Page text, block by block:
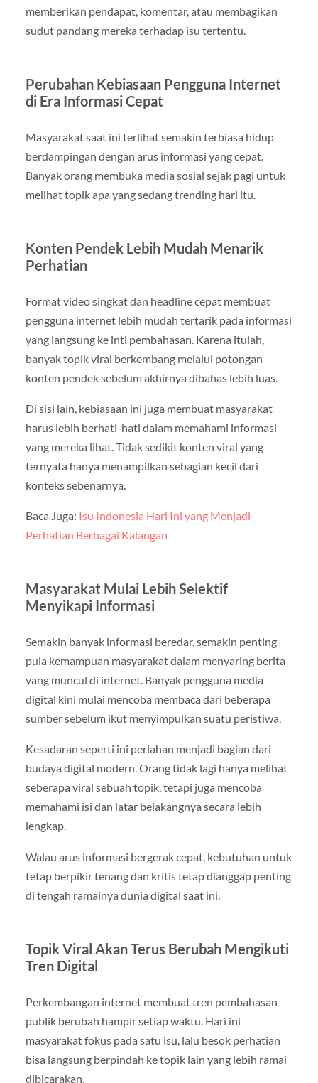
memberikan pendapat, komentar, atau membagikan
sudut pandang mereka terhadap isu tertentu.
Perubahan Kebiasaan Pengguna Internet
di Era Informasi Cepat
Masyarakat saat ini terlihat semakin terbiasa hidup
berdampingan dengan arus informasi yang cepat.
Banyak orang membuka media sosial sejak pagi untuk
melihat topik apa yang sedang trending hari itu.
Konten Pendek Lebih Mudah Menarik
Perhatian
Format video singkat dan headline cepat membuat
pengguna internet lebih mudah tertarik pada informasi
yang langsung ke inti pembahasan. Karena itulah,
banyak topik viral berkembang melalui potongan
konten pendek sebelum akhirnya dibahas lebih luas.
Di sisi lain, kebiasaan ini juga membuat masyarakat
harus lebih berhati-hati dalam memahami informasi
yang mereka lihat. Tidak sedikit konten viral yang
ternyata hanya menampilkan sebagian kecil dari
konteks sebenarnya.
Baca Juga: Isu Indonesia Hari Ini yang Menjadi
Perhatian Berbagai Kalangan
Masyarakat Mulai Lebih Selektif
Menyikapi Informasi
Semakin banyak informasi beredar, semakin penting
pula kemampuan masyarakat dalam menyaring berita
yang muncul di internet. Banyak pengguna media
digital kini mulai mencoba membaca dari beberapa
sumber sebelum ikut menyimpulkan suatu peristiwa.
Kesadaran seperti ini perlahan menjadi bagian dari
budaya digital modern. Orang tidak lagi hanya melihat
seberapa viral sebuah topik, tetapi juga mencoba
memahami isi dan latar belakangnya secara lebih
lengkap.
Walau arus informasi bergerak cepat, kebutuhan untuk
tetap berpikir tenang dan kritis tetap dianggap penting
di tengah ramainya dunia digital saat ini.
Topik Viral Akan Terus Berubah Mengikuti
Tren Digital
Perkembangan internet membuat tren pembahasan
publik berubah hampir setiap waktu. Hari ini
masyarakat fokus pada satu isu, lalu besok perhatian
bisa langsung berpindah ke topik lain yang lebih ramai
dibicarakan.